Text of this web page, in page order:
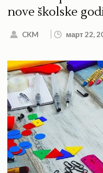
nove školske
CKM март 22,